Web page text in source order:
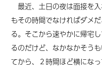
最近、土日の夜は面接を
もその時間でなければダメ
る。そこから速やかに帰宅
るのだけど、なかなかそう
てから、２時間ほど横になっ